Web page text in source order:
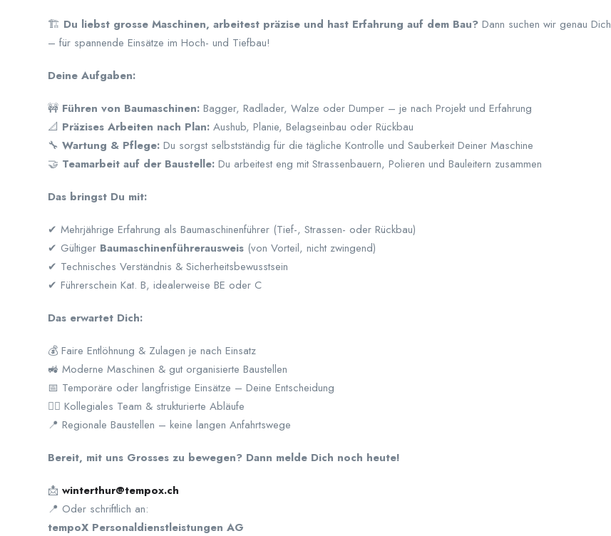
🏗️ Du liebst grosse Maschinen, arbeitest präzise und hast Erfahrung auf dem Bau? Dann suchen wir genau Dich
– für spannende Einsätze im Hoch- und Tiefbau!
Deine Aufgaben:
🚧 Führen von Baumaschinen: Bagger, Radlader, Walze oder Dumper – je nach Projekt und Erfahrung
📐 Präzises Arbeiten nach Plan: Aushub, Planie, Belagseinbau oder Rückbau
🔧 Wartung & Pflege: Du sorgst selbstständig für die tägliche Kontrolle und Sauberkeit Deiner Maschine
🤝 Teamarbeit auf der Baustelle: Du arbeitest eng mit Strassenbauern, Polieren und Bauleitern zusammen
Das bringst Du mit:
✔ Mehrjährige Erfahrung als Baumaschinenführer (Tief-, Strassen- oder Rückbau)
✔ Gültiger Baumaschinenführerausweis (von Vorteil, nicht zwingend)
✔ Technisches Verständnis & Sicherheitsbewusstsein
✔ Führerschein Kat. B, idealerweise BE oder C
Das erwartet Dich:
💰 Faire Entlöhnung & Zulagen je nach Einsatz
🚜 Moderne Maschinen & gut organisierte Baustellen
📅 Temporäre oder langfristige Einsätze – Deine Entscheidung
👷‍♂️ Kollegiales Team & strukturierte Abläufe
📍 Regionale Baustellen – keine langen Anfahrtswege
Bereit, mit uns Grosses zu bewegen? Dann melde Dich noch heute!
📩 winterthur@tempox.ch
📍 Oder schriftlich an:
tempoX Personaldienstleistungen AG